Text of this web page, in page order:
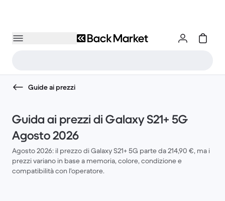
Guide ai prezzi
Guida ai prezzi di Galaxy S21+ 5G
Agosto 2026
Agosto 2026: il prezzo di Galaxy S21+ 5G parte da 214,90 €, ma i
prezzi variano in base a memoria, colore, condizione e
compatibilità con l'operatore.